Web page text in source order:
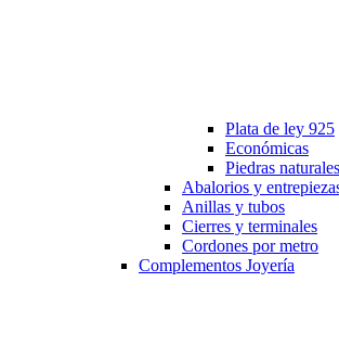
Plata de ley 925
Económicas
Piedras
Abalorios y
Anillas y tubos
Cierres y terminales
Cordones por metro
Complementos Joyería